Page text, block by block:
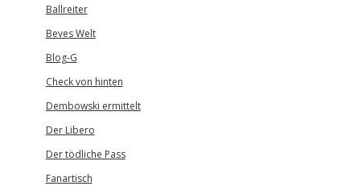
Ballreiter
Beves Welt
Blog-G
Check von hinten
Dembowski ermittelt
Der Libero
Der tödliche Pass
Fanartisch